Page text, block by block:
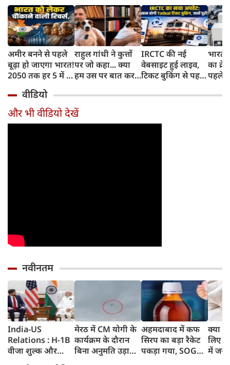
अमीर बनने से पहले
बूढ़ा हो जाएगा भारत!
2050 तक हर 5 में 1
साल से ज्यादा उम्र का
राहुल गांधी ने कुत्तों
पर जो कहा... क्या
हम उस पर बात कर
IRCTC की नई
वेबसाइट हुई लाइव,
टिकट बुकिंग से पहले
काम, जानें पूरा
भारत
का
पहले
और
वीडियो
और भी वीडियो देखें
नवीनतम
India-US
Relations : H-1B
वीजा शुल्क और
मेरठ में CM योगी के
कार्यक्रम के दौरान
बिना अनुमति उड़ाया
अहमदाबाद में कफ
सिरप का बड़ा रैकेट
पकड़ा गया, SOG
क्या
लिए 8
में